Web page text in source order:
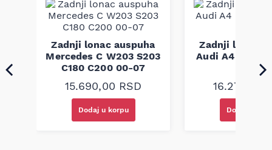
prema fabričkim dimenzijama i standardima montaže kako bi
zamenio originalnu komponentu bez potrebe za dodatnim
prilagođavanjima.
Napomena: kompatibilnost obavezno proveriti po broju šasije.
Zadnji lonac auspuha
Mercedes C W203 S203
C180 C200 00-07
15.690,00 RSD
Dodaj u korpu
Zadnji lonac
Audi A4 B6 1.9
16.270,00
Dodaj u